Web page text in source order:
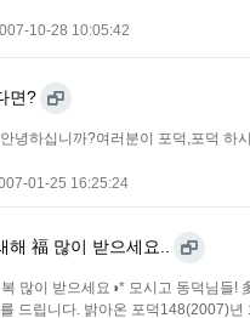
10-28 10:05:42
면?
녕하십니까?여러분이 포덕,포덕 하
01-25 16:25:24
해 福 많이 받으세요..
많이 받으세요◑* 모시고 동덕님들!
드립니다. 밝아온 포덕148(2007)